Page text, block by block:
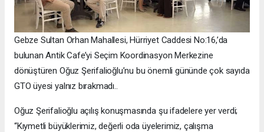
Gebze Sultan Orhan Mahallesi, Hürriyet Caddesi No:16,’da
bulunan Antik Cafe’yi Seçim Koordinasyon Merkezine
dönüştüren Oğuz Şerifalioğlu’nu bu önemli gününde çok sayıda
GTO üyesi yalnız bırakmadı..
Oğuz Şerifalioğlu açılış konuşmasında şu ifadelere yer verdi;
“Kıymetli büyüklerimiz, değerli oda üyelerimiz, çalışma